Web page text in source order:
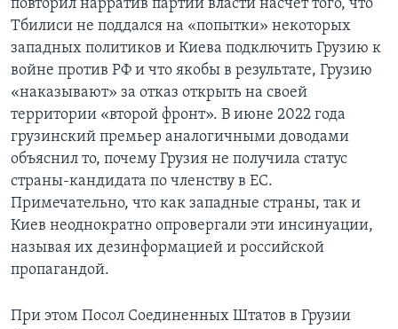
повторил нарратив партии власти насчет того, что
Тбилиси не поддался на «попытки» некоторых
западных политиков и Киева подключить Грузию к
войне против РФ и что якобы в результате, Грузию
«наказывают» за отказ открыть на своей
территории «второй фронт». В июне 2022 года
грузинский премьер аналогичными доводами
объяснил то, почему Грузия не получила статус
страны-кандидата по членству в ЕС.
Примечательно, что как западные страны, так и
Киев неоднократно опровергали эти инсинуации,
называя их дезинформацией и российской
пропагандой.
При этом Посол Соединенных Штатов в Грузии